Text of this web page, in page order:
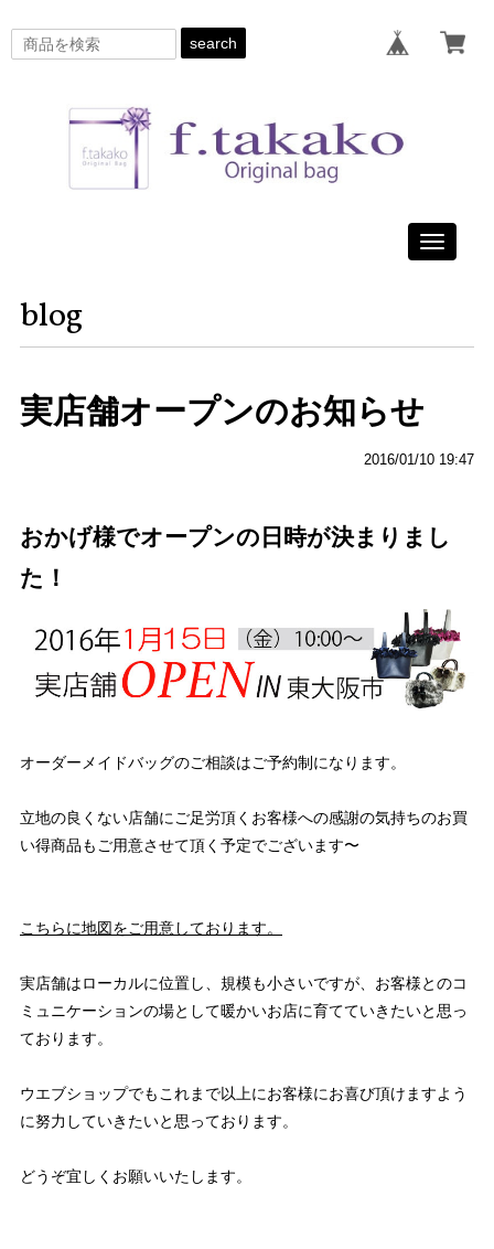
search
Toggle
blog
実店舗オープンのお知らせ
2016/01/10 19:47
おかげ様でオープンの日時が決まりまし
た！
オーダーメイドバッグのご相談はご予約制になります。
立地の良くない店舗にご足労頂くお客様への感謝の気持ちのお買
い得商品もご用意させて頂く予定でございます〜
こちらに地図をご用意しております。
実店舗はローカルに位置し、規模も小さいですが、お客様とのコ
ミュニケーションの場として暖かいお店に育てていきたいと思っ
ております。
ウエブショップでもこれまで以上にお客様にお喜び頂けますよう
に努力していきたいと思っております。
どうぞ宜しくお願いいたします。